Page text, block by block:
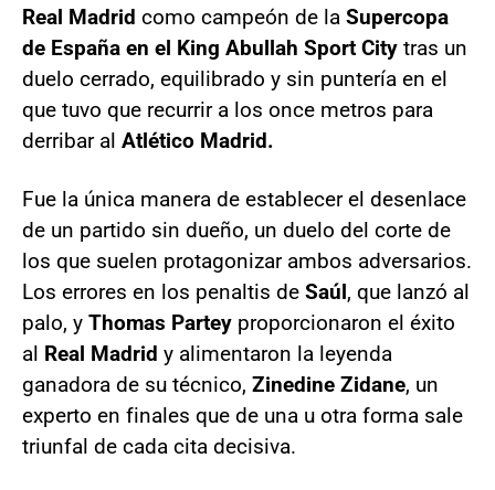
Real Madrid como campeón de la Supercopa
de España en el King Abullah Sport City tras un
duelo cerrado, equilibrado y sin puntería en el
que tuvo que recurrir a los once metros para
derribar al Atlético Madrid.
Fue la única manera de establecer el desenlace
de un partido sin dueño, un duelo del corte de
los que suelen protagonizar ambos adversarios.
Los errores en los penaltis de Saúl, que lanzó al
palo, y Thomas Partey proporcionaron el éxito
al Real Madrid y alimentaron la leyenda
ganadora de su técnico, Zinedine Zidane, un
experto en finales que de una u otra forma sale
triunfal de cada cita decisiva.